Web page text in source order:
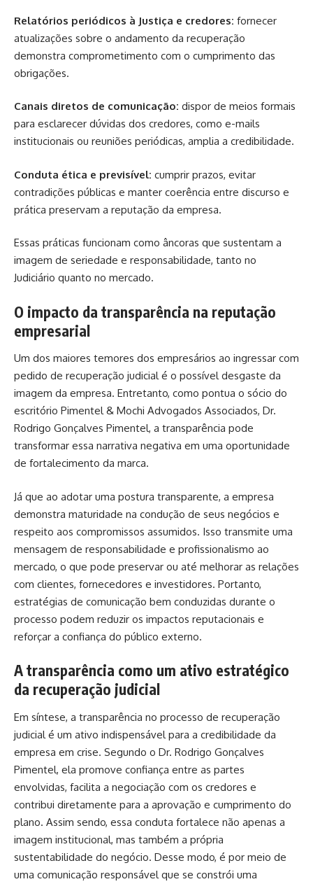
Relatórios periódicos à Justiça e credores: fornecer
atualizações sobre o andamento da recuperação
demonstra comprometimento com o cumprimento das
obrigações.
Canais diretos de comunicação: dispor de meios formais
para esclarecer dúvidas dos credores, como e-mails
institucionais ou reuniões periódicas, amplia a credibilidade.
Conduta ética e previsível: cumprir prazos, evitar
contradições públicas e manter coerência entre discurso e
prática preservam a reputação da empresa.
Essas práticas funcionam como âncoras que sustentam a
imagem de seriedade e responsabilidade, tanto no
Judiciário quanto no mercado.
O impacto da transparência na reputação
empresarial
Um dos maiores temores dos empresários ao ingressar com
pedido de recuperação judicial é o possível desgaste da
imagem da empresa. Entretanto, como pontua o sócio do
escritório Pimentel & Mochi Advogados Associados, Dr.
Rodrigo Gonçalves Pimentel, a transparência pode
transformar essa narrativa negativa em uma oportunidade
de fortalecimento da marca.
Já que ao adotar uma postura transparente, a empresa
demonstra maturidade na condução de seus negócios e
respeito aos compromissos assumidos. Isso transmite uma
mensagem de responsabilidade e profissionalismo ao
mercado, o que pode preservar ou até melhorar as relações
com clientes, fornecedores e investidores. Portanto,
estratégias de comunicação bem conduzidas durante o
processo podem reduzir os impactos reputacionais e
reforçar a confiança do público externo.
A transparência como um ativo estratégico
da recuperação judicial
Em síntese, a transparência no processo de recuperação
judicial é um ativo indispensável para a credibilidade da
empresa em crise. Segundo o Dr. Rodrigo Gonçalves
Pimentel, ela promove confiança entre as partes
envolvidas, facilita a negociação com os credores e
contribui diretamente para a aprovação e cumprimento do
plano. Assim sendo, essa conduta fortalece não apenas a
imagem institucional, mas também a própria
sustentabilidade do negócio. Desse modo, é por meio de
uma comunicação responsável que se constrói uma